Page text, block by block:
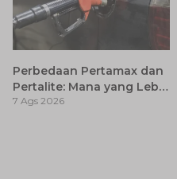
Perbedaan Pertamax dan
Pertalite: Mana yang Lebih
Baik untuk Mobil Toyota
7 Ags 2026